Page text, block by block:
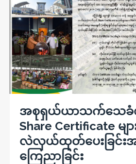
အစုရှယ်ယာသက်သေ
Share Certificate မျ
လဲလှယ်ထုတ်ပေးခြင်း
ကြေညာခြင်း